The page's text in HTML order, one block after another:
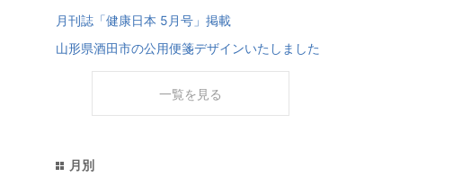
月刊誌「健康日本 5月号」掲載
山形県酒田市の公用便箋デザインいたしました
一覧を見る
月別